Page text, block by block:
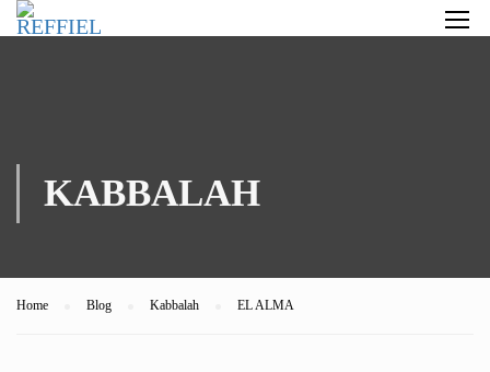
KABBALAH
Home Blog Kabbalah EL ALMA